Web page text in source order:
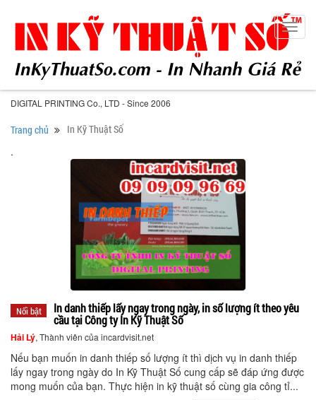
DIGITAL PRINTING Co., LTD - Since 2006
Trang chủ In Kỹ Thuật Số
.
Nổi bật
In danh thiếp lấy ngay trong ngày, in số lượng ít theo yêu
cầu tại Công ty In Kỹ Thuật Số
Hải Lý, Thành viên của incardvisit.net
Nếu bạn muốn in danh thiếp số lượng ít thì dịch vụ in danh thiếp
lấy ngay trong ngày do In Kỹ Thuật Số cung cấp sẽ đáp ứng được
mong muốn của bạn. Thực hiện in kỹ thuật số cùng gia công tỉ...